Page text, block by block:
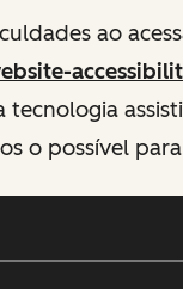
ao
o possível